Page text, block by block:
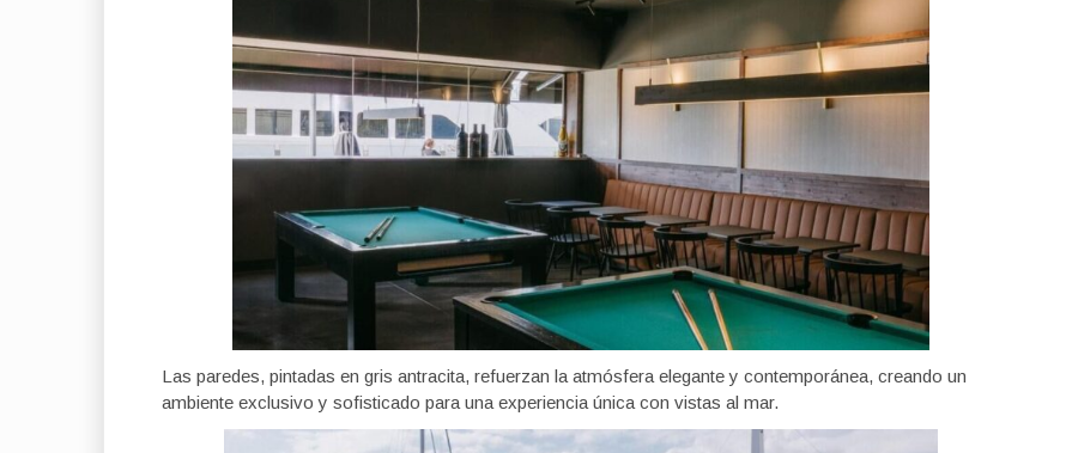
Las paredes, pintadas en gris antracita, refuerzan la atmósfera elegante y contemporánea, creando un
ambiente exclusivo y sofisticado para una experiencia única con vistas al mar.